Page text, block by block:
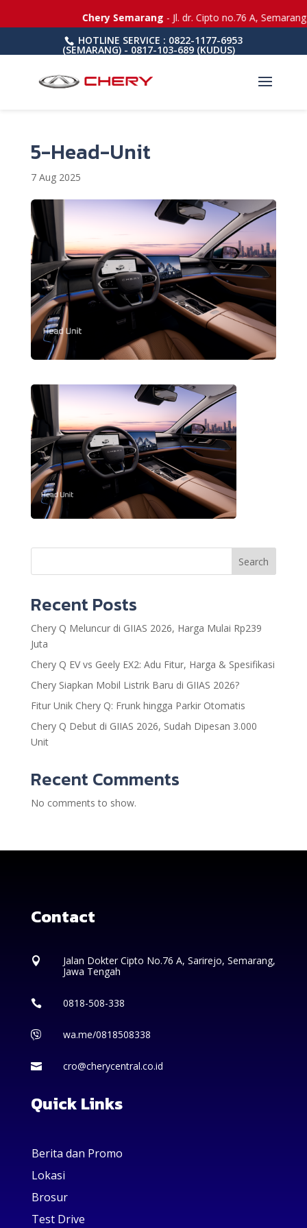
HOTLINE SERVICE : 0822-1177-6953
(SEMARANG) - 0817-103-689 (KUDUS)
5-Head-Unit
7 Aug 2025
Chery Semarang- Jl. dr. Cipto no.76 A, Semarang
Search
Recent Posts
Chery Q Meluncur di GIIAS 2026, Harga Mulai Rp239
Juta
Chery Q EV vs Geely EX2: Adu Fitur, Harga & Spesifikasi
Chery Siapkan Mobil Listrik Baru di GIIAS 2026?
Fitur Unik Chery Q: Frunk hingga Parkir Otomatis
Chery Q Debut di GIIAS 2026, Sudah Dipesan 3.000
Unit
Recent Comments
No comments to show.
Contact

Jalan Dokter Cipto No.76 A, Sarirejo, Semarang,
Jawa Tengah
 0818-508-338
 wa.me/0818508338
 cro@cherycentral.co.id
Quick Links
Berita dan Promo
Lokasi
Brosur
Test Drive